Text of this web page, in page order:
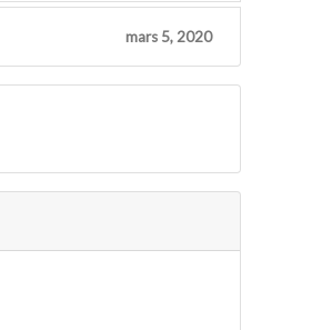
mars 5, 2020